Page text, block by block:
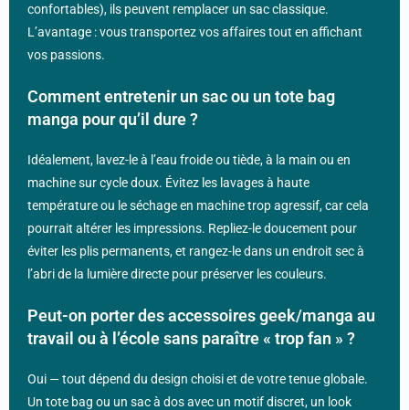
confortables), ils peuvent remplacer un sac classique.
L’avantage : vous transportez vos affaires tout en affichant
vos passions.
Comment entretenir un sac ou un tote bag
manga pour qu’il dure ?
Idéalement, lavez-le à l’eau froide ou tiède, à la main ou en
machine sur cycle doux. Évitez les lavages à haute
température ou le séchage en machine trop agressif, car cela
pourrait altérer les impressions. Repliez-le doucement pour
éviter les plis permanents, et rangez-le dans un endroit sec à
l’abri de la lumière directe pour préserver les couleurs.
Peut-on porter des accessoires geek/manga au
travail ou à l’école sans paraître « trop fan » ?
Oui — tout dépend du design choisi et de votre tenue globale.
Un tote bag ou un sac à dos avec un motif discret, un look